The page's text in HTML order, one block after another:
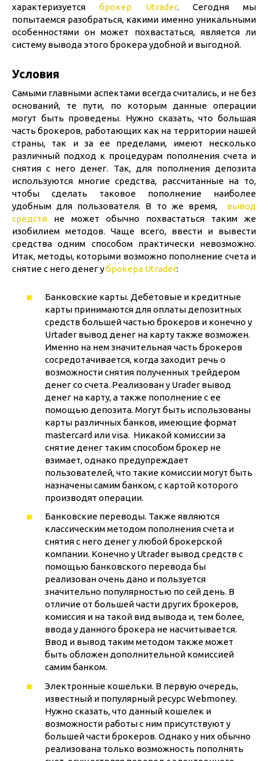
характеризуетсяброкер Utrader. Сегодня мы
попытаемся разобраться, какими именно уникальными
особенностями он может похвастаться, является ли
систему вывода этого брокера удобной и выгодной.
Условия
Самыми главными аспектами всегда считались, и не без
оснований, те пути, по которым данные операции
могут быть проведены. Нужно сказать, что большая
часть брокеров, работающих как на территории нашей
страны, так и за ее пределами, имеют несколько
различный подход к процедурам пополнения счета и
снятия с него денег. Так, для пополнения депозита
используются многие средства, рассчитанные на то,
чтобы сделать таковое пополнение наиболее
удобным для пользователя. В то же время, вывод
средств не может обычно похвастаться таким же
изобилием методов. Чаще всего, ввести и вывести
средства одним способом практически невозможно.
Итак, методы, которыми возможно пополнение счета и
снятие с него денег уброкера Utrader:
Банковские карты. Дебетовые и кредитные
карты принимаются для оплаты депозитных
средств большей частью брокеров и конечно у
Urtader вывод денег на карту также возможен.
Именно на нем значительная часть брокеров
сосредотачивается, когда заходит речь о
возможности снятия полученных трейдером
денег со счета. Реализован у Urader вывод
денег на карту, а также пополнение с ее
помощью депозита. Могут быть использованы
карты различных банков, имеющие формат
mastercard или visa. Никакой комиссии за
снятие денег таким способом брокер не
взимает, однако предупреждает
пользователей, что такие комиссии могут быть
назначены самим банком, с картой которого
производят операции.
Банковские переводы. Также являются
классическим методом пополнения счета и
снятия с него денег у любой брокерской
компании. Конечно у Utrader вывод средств с
помощью банковского перевода бы
реализован очень дано и пользуется
значительно популярностью по сей день. В
отличие от большей части других брокеров,
комиссия и на такой вид вывода и, тем более,
ввода у данного брокера не насчитывается.
Ввод и вывод таким методом также может
быть обложен дополнительной комиссией
самим банком.
Электронные кошельки. В первую очередь,
известный и популярный ресурс Webmoney.
Нужно сказать, что данный кошелек и
возможности работы с ним присутствуют у
большей части брокеров. Однако у них обычно
реализована только возможность пополнять